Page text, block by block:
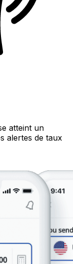
atteint un
alertes de taux